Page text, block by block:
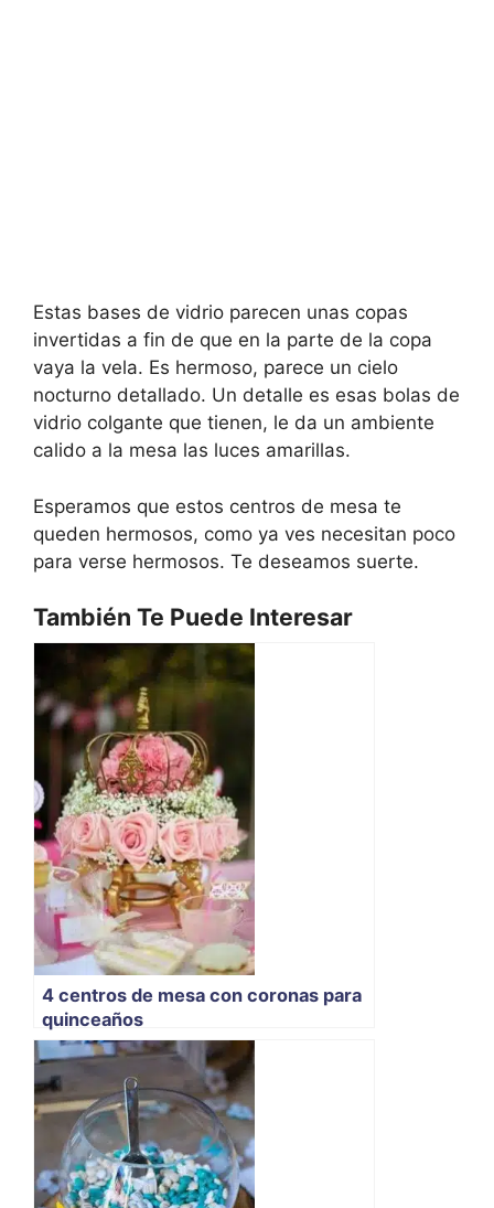
Estas bases de vidrio parecen unas copas
invertidas a fin de que en la parte de la copa
vaya la vela. Es hermoso, parece un cielo
nocturno detallado. Un detalle es esas bolas de
vidrio colgante que tienen, le da un ambiente
calido a la mesa las luces amarillas.
Esperamos que estos centros de mesa te
queden hermosos, como ya ves necesitan poco
para verse hermosos. Te deseamos suerte.
También Te Puede Interesar
4 centros de mesa con coronas para
quinceaños